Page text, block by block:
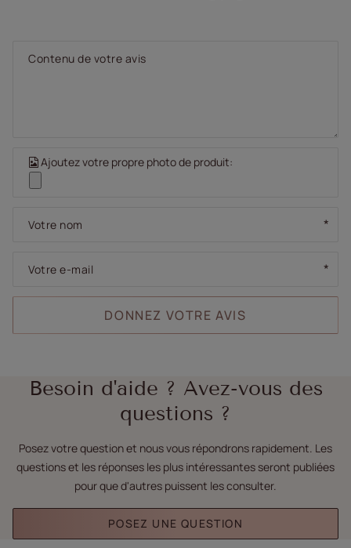
Contenu de votre avis
Ajoutez votre propre photo de produit:
Votre nom
Votre e-mail
DONNEZ VOTRE AVIS
Besoin d'aide ? Avez-vous des
questions ?
Posez votre question et nous vous répondrons rapidement. Les
questions et les réponses les plus intéressantes seront publiées
pour que d'autres puissent les consulter.
POSEZ UNE QUESTION